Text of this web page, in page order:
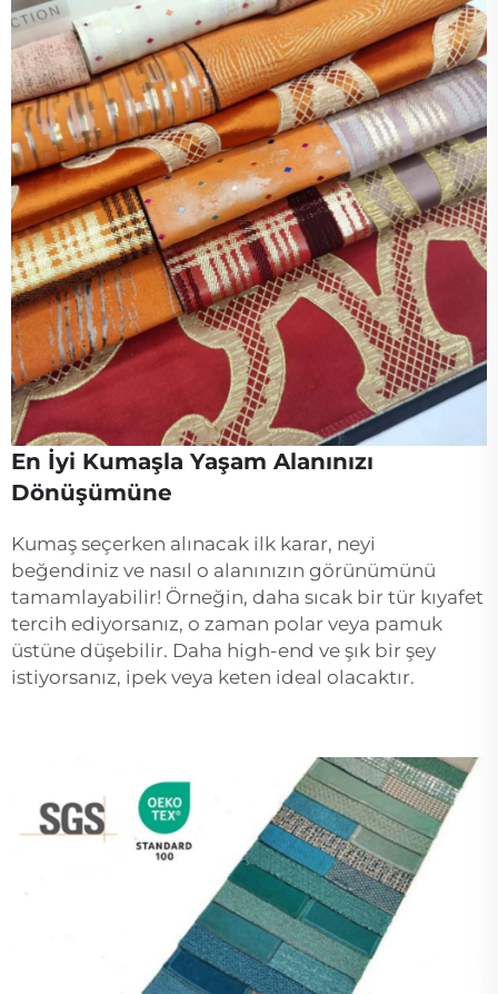
En İyi Kumaşla Yaşam Alanınızı
Dönüşümüne
Kumaş seçerken alınacak ilk karar, neyi
beğendiniz ve nasıl o alanınızın görünümünü
tamamlayabilir! Örneğin, daha sıcak bir tür kıyafet
tercih ediyorsanız, o zaman polar veya pamuk
üstüne düşebilir. Daha high-end ve şık bir şey
istiyorsanız, ipek veya keten ideal olacaktır.